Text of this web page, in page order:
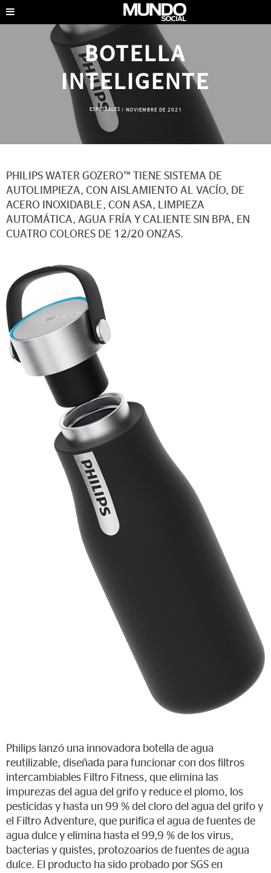
BOTELLA
INTELIGENTE
ESPECIALES NOVIEMBRE DE 2021
PHILIPS WATER GOZERO™ TIENE SISTEMA DE
AUTOLIMPIEZA, CON AISLAMIENTO AL VACÍO, DE
ACERO INOXIDABLE, CON ASA, LIMPIEZA
AUTOMÁTICA, AGUA FRÍA Y CALIENTE SIN BPA, EN
CUATRO COLORES DE 12/20 ONZAS.
Philips lanzó una innovadora botella de agua
reutilizable, diseñada para funcionar con dos filtros
intercambiables Filtro Fitness, que elimina las
impurezas del agua del grifo y reduce el plomo, los
pesticidas y hasta un 99 % del cloro del agua del grifo y
el Filtro Adventure, que purifica el agua de fuentes de
agua dulce y elimina hasta el 99,9 % de los virus,
bacterias y quistes, protozoarios de fuentes de agua
dulce. El producto ha sido probado por SGS en